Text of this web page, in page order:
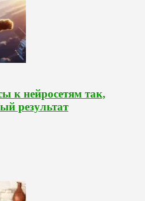
к нейросетям так,
результат